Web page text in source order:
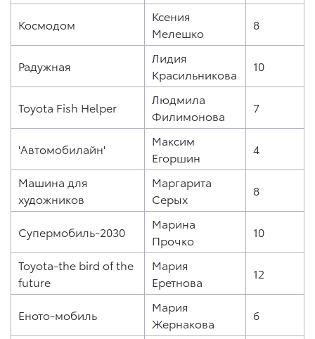
Космодом
Ксения
Мелешко
8
Радужная
Лидия
Красильникова
10
Toyota Fish Helper
Людмила
Филимонова
7
'Автомобилайн'
Максим
Егоршин
4
Машина для
художников
Маргарита
Серых
8
Супермобиль-2030
Марина
Прочко
10
Toyota-the bird of the
future
Мария
Еретнова
12
Еното-мобиль
Мария
Жернакова
6